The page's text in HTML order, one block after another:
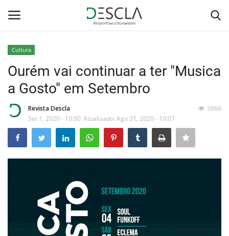
Home
...by Descla
Desporto
Sobre Nós
Educação
Cultura
Ourém vai continuar a ter "Musica
a Gosto" em Setembro
Revista Descla
Set 1, 2020 - 10:00 Atualizado: Ago 31, 2020 - 10:07
3866